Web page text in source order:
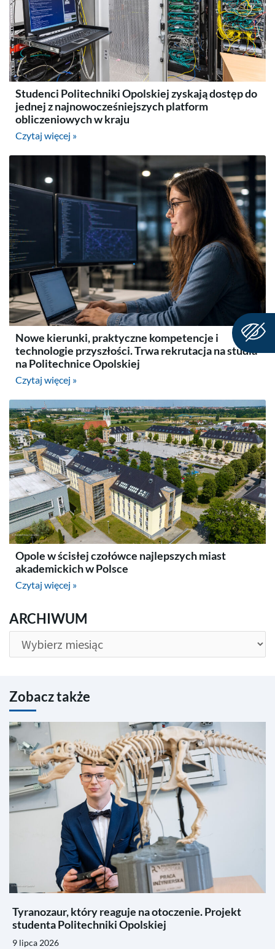
Studenci Politechniki Opolskiej zyskają dostęp do
jednej z najnowocześniejszych platform
obliczeniowych w kraju
Czytaj więcej »
Nowe kierunki, praktyczne kompetencje i
technologie przyszłości. Trwa rekrutacja na studia
na Politechnice Opolskiej
Czytaj więcej »
Opole w ścisłej czołówce najlepszych miast
akademickich w Polsce
Czytaj więcej »
ARCHIWUM
ARCHIWUM
Zobacz także
Tyranozaur, który reaguje na otoczenie. Projekt
studenta Politechniki Opolskiej
9 lipca 2026